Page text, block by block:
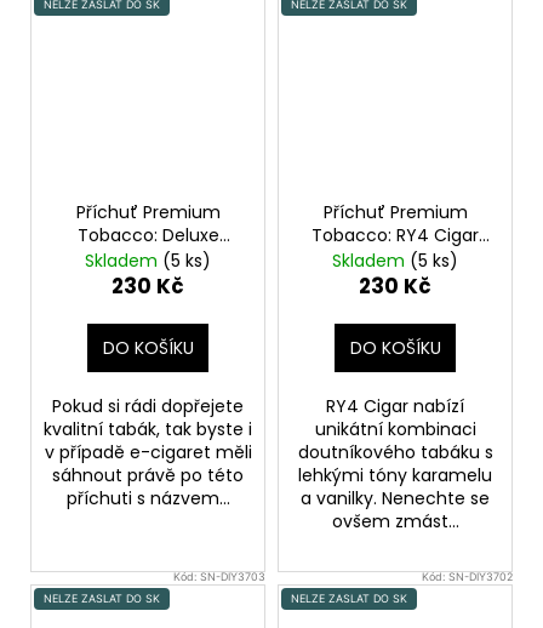
NELZE ZASLAT DO SK
Příchuť Premium
Tobacco: Deluxe
Tobacco 10ml
Skladem (5 ks)
230 Kč
DO KOŠÍKU
Pokud si rádi dopřejete
kvalitní tabák, tak byste i
v případě e-cigaret měli
sáhnout právě po této
příchuti s názvem...
NELZE ZASLAT DO SK
Příchuť Premium
Tobacco: RY4 Cigar
objem 10ml tabáková
nálepka Kolek Q
Skladem (5 ks)
230 Kč
DO KOŠÍKU
RY4 Cigar nabízí
unikátní kombinaci
doutníkového tabáku s
lehkými tóny karamelu
a vanilky. Nenechte se
ovšem zmást...
Kód: SN-DIY3703
NELZE ZASLAT DO SK
Kód: SN-DIY3702
NELZE ZASLAT DO SK